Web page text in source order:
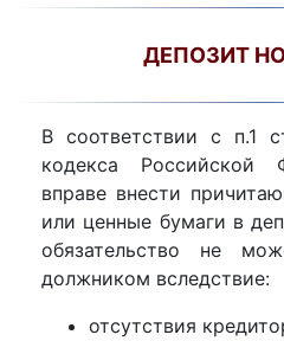
ДЕПОЗИТ
В соответствии с п.1
кодекса Российской
вправе внести
или ценные бумаги в
обязательство не
должником вследствие:
отсутствия